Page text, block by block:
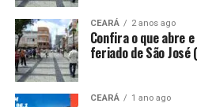
CEARÁ 2 anos ago
Confira o que abre
feriado de São
CEARÁ 1 ano ago